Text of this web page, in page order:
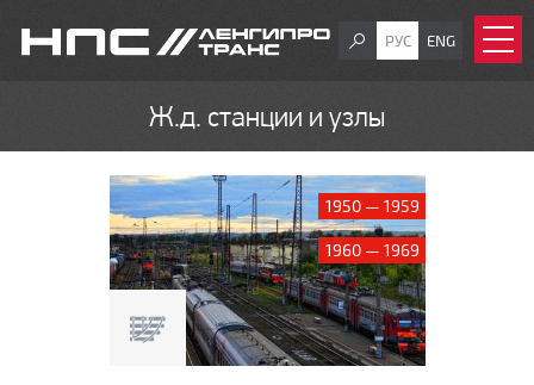
РУС ENG
Ж.д. станции и узлы
1950 — 1959
1960 — 1969